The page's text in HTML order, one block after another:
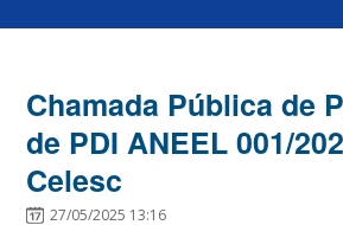
Chamada Pública de
de PDI ANEEL 001/
Celesc
27/05/2025 13:16